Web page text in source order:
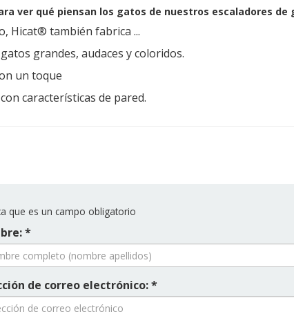
ver qué piensan los gatos de nuestros escaladores de
Hicat® también fabrica ...
grandes, audaces y coloridos.
un toque
características de pared.
que es un campo obligatorio
*
de correo electrónico: *